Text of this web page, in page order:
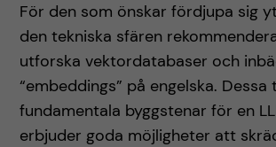
För den som önskar fördjupa sig
den tekniska sfären
utforska vektordatabaser och
“embeddings” på engelska.
fundamentala byggstenar för en
erbjuder goda möjligheter att